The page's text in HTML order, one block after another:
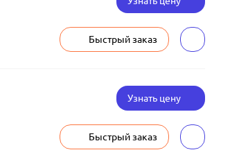
Быстрый заказ
Узнать цену
Быстрый заказ